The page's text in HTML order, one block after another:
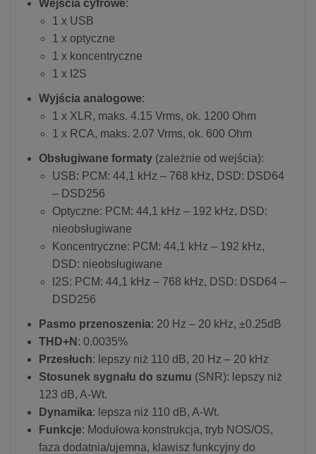
Wejścia cyfrowe:
1 x USB
1 x optyczne
1 x koncentryczne
1 x I2S
Wyjścia analogowe:
1 x XLR, maks. 4.15 Vrms, ok. 1200 Ohm
1 x RCA, maks. 2.07 Vrms, ok. 600 Ohm
Obsługiwane formaty (zależnie od wejścia):
USB: PCM: 44,1 kHz – 768 kHz, DSD: DSD64
– DSD256
Optyczne: PCM: 44,1 kHz – 192 kHz, DSD:
nieobsługiwane
Koncentryczne: PCM: 44,1 kHz – 192 kHz,
DSD: nieobsługiwane
I2S: PCM: 44,1 kHz – 768 kHz, DSD: DSD64 –
DSD256
Pasmo przenoszenia: 20 Hz – 20 kHz, ±0.25dB
THD+N : 0.0035%
Przesłuch: lepszy niż 110 dB, 20 Hz – 20 kHz
Stosunek sygnału do szumu (SNR): lepszy niż
123 dB, A-Wt.
Dynamika: lepsza niż 110 dB, A-Wt.
Funkcje: Modułowa konstrukcja, tryb NOS/OS,
faza dodatnia/ujemna, klawisz funkcyjny do